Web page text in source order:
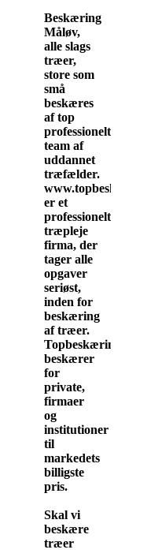
Beskæring
Måløv,
alle slags
træer,
store som
små
beskæres
af top
professionelt
team af
uddannet
træfælder.
www.topbeskæring.dk
er et
professionelt
træpleje
firma, der
tager alle
opgaver
seriøst,
inden for
beskæring
af træer.
Topbeskæring.dk
beskærer
for
private,
firmaer
og
institutioner
til
markedets
billigste
pris.
Skal vi
beskære
træer